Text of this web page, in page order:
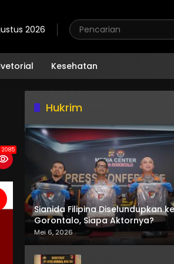
2026
Kesehatan
2085
Hukrim
Sianida Filipina Diselundupkan ke
Gorontalo, Siapa Aktornya?
Mei 6, 2026